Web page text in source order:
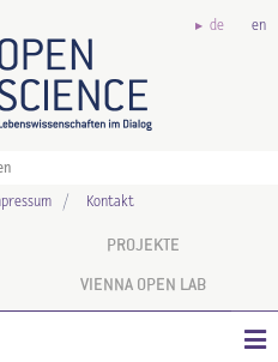
de en
Kontakt
PROJEKTE
VIENNA OPEN LAB